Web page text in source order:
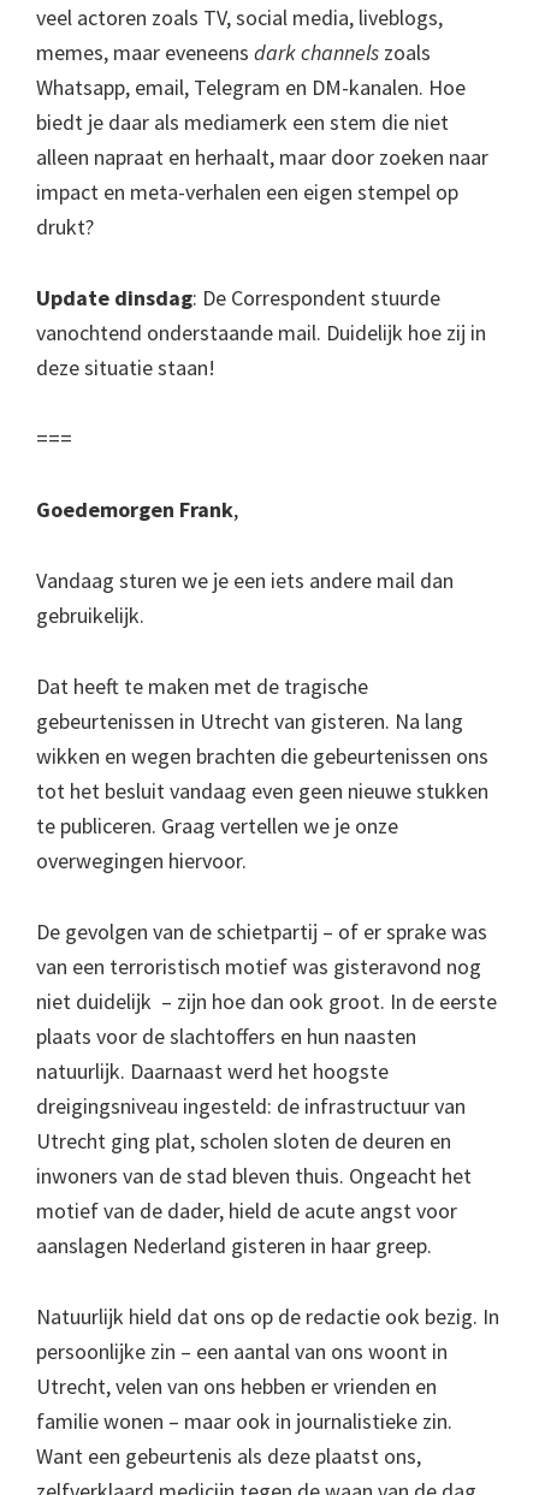
veel actoren zoals TV, social media, liveblogs,
memes, maar eveneens dark channels zoals
Whatsapp, email, Telegram en DM-kanalen. Hoe
biedt je daar als mediamerk een stem die niet
alleen napraat en herhaalt, maar door zoeken naar
impact en meta-verhalen een eigen stempel op
drukt?
Update dinsdag: De Correspondent stuurde
vanochtend onderstaande mail. Duidelijk hoe zij in
deze situatie staan!
===
Goedemorgen Frank,
Vandaag sturen we je een iets andere mail dan
gebruikelijk.
Dat heeft te maken met de tragische
gebeurtenissen in Utrecht van gisteren. Na lang
wikken en wegen brachten die gebeurtenissen ons
tot het besluit vandaag even geen nieuwe stukken
te publiceren. Graag vertellen we je onze
overwegingen hiervoor.
De gevolgen van de schietpartij – of er sprake was
van een terroristisch motief was gisteravond nog
niet duidelijk – zijn hoe dan ook groot. In de eerste
plaats voor de slachtoffers en hun naasten
natuurlijk. Daarnaast werd het hoogste
dreigingsniveau ingesteld: de infrastructuur van
Utrecht ging plat, scholen sloten de deuren en
inwoners van de stad bleven thuis. Ongeacht het
motief van de dader, hield de acute angst voor
aanslagen Nederland gisteren in haar greep.
Natuurlijk hield dat ons op de redactie ook bezig. In
persoonlijke zin – een aantal van ons woont in
Utrecht, velen van ons hebben er vrienden en
familie wonen – maar ook in journalistieke zin.
Want een gebeurtenis als deze plaatst ons,